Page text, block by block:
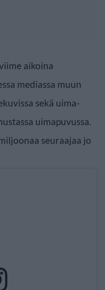
aikoina
mediassa muun
sekä uima-
uimapuvussa.
seuraajaa jo